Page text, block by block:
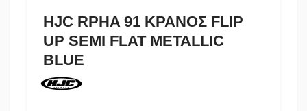
HJC RPHA 91 ΚΡΑΝΟΣ FLIP
UP SEMI FLAT METALLIC
BLUE